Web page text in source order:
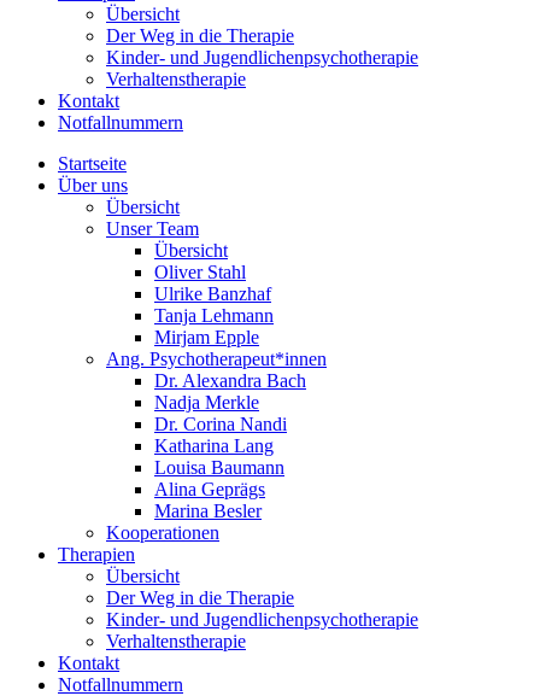
Übersicht
Der Weg in die Therapie
Kinder- und Jugendlichenpsychotherapie
Verhaltenstherapie
Kontakt
Notfallnummern
Startseite
Über uns
Übersicht
Unser Team
Übersicht
Oliver Stahl
Ulrike Banzhaf
Tanja Lehmann
Mirjam Epple
Ang. Psychotherapeut*innen
Dr. Alexandra Bach
Nadja Merkle
Dr. Corina Nandi
Katharina Lang
Louisa Baumann
Alina Geprägs
Marina Besler
Kooperationen
Therapien
Übersicht
Der Weg in die Therapie
Kinder- und Jugendlichenpsychotherapie
Verhaltenstherapie
Kontakt
Notfallnummern